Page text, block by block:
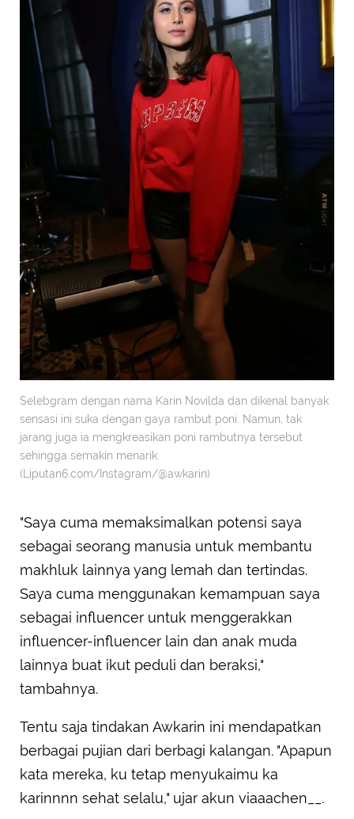
Selebgram dengan nama Karin Novilda dan dikenal banyak
sensasi ini suka dengan gaya rambut poni. Namun, tak
jarang juga ia mengkreasikan poni rambutnya tersebut
sehingga semakin menarik.
(Liputan6.com/Instagram/@awkarin)
"Saya cuma memaksimalkan potensi saya
sebagai seorang manusia untuk membantu
makhluk lainnya yang lemah dan tertindas.
Saya cuma menggunakan kemampuan saya
sebagai influencer untuk menggerakkan
influencer-influencer lain dan anak muda
lainnya buat ikut peduli dan beraksi,"
tambahnya.
Tentu saja tindakan Awkarin ini mendapatkan
berbagai pujian dari berbagi kalangan. "Apapun
kata mereka, ku tetap menyukaimu ka
karinnnn sehat selalu," ujar akun viaaachen__.